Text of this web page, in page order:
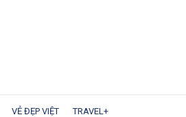
VẺ ĐẸP VIỆT TRAVEL+